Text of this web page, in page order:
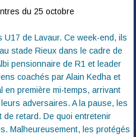
U17 de Lavaur. Ce week-end, ils
stade Rieux dans le cadre de
pensionnaire de R1 et leader
coachés par Alain Kedha et
en première mi-temps, arrivant
adversaires. A la pause, les
de retard. De quoi entretenir
Malheureusement, les protégés